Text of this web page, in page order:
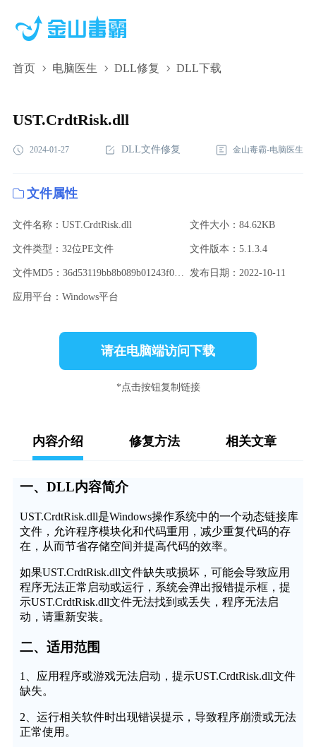
首页 电脑医生 DLL修复 DLL下载
UST.CrdtRisk.dll,UST.CrdtRisk.dll下载,UST.CrdtRisk.dll修复
UST.CrdtRisk.dll
2024-01-27 DLL文件修复 金山毒霸-电脑医生
文件属性
文件名称：UST.CrdtRisk.dll 文件大小：84.62KB
文件类型：32位PE文件 文件版本：5.1.3.4
文件MD5：36d53119bb8b089b01243f077780faa9 发布日期：2022-10-11
应用平台：Windows平台
请在电脑端访问下载
*点击按钮复制链接
内容介绍 修复方法 相关文章
一、DLL内容简介
UST.CrdtRisk.dll是Windows操作系统中的一个动态链接库
文件，允许程序模块化和代码重用，减少重复代码的存
在，从而节省存储空间并提高代码的效率。
如果UST.CrdtRisk.dll文件缺失或损坏，可能会导致应用
程序无法正常启动或运行，系统会弹出报错提示框，提
示UST.CrdtRisk.dll文件无法找到或丢失，程序无法启
动，请重新安装。
二、适用范围
1、应用程序或游戏无法启动，提示UST.CrdtRisk.dll文件
缺失。
2、运行相关软件时出现错误提示，导致程序崩溃或无法
正常使用。